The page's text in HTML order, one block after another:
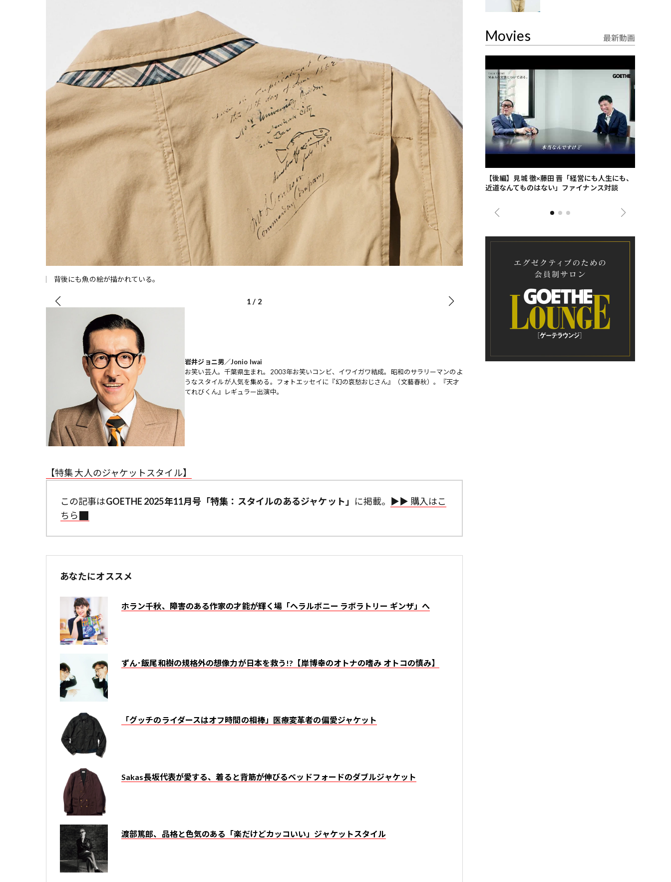
背後にも魚の絵が描かれている。 サファリジャケットなどに用いられるインバーテッドプリー
1 / 2
岩井ジョニ男／Jonio Iwai
お笑い芸人。千葉県生まれ。2003年お笑いコンビ、イワイガワ結成。昭和のサラリーマンのよ
うなスタイルが人気を集める。フォトエッセイに『幻の哀愁おじさん』（文藝春秋）。『天才
てれびくん』レギュラー出演中。
【特集 大人のジャケットスタイル】
この記事はGOETHE 2025年11月号「特集：スタイルのあるジャケット」 に掲載。
▶︎▶︎ 購入はこ
ちら
あなたにオススメ
ホラン千秋、障害のある作家の才能が輝く場「ヘラルボニー ラボラトリー ギンザ」へ
ずん･飯尾和樹の規格外の想像力が日本を救う!?【岸博幸のオトナの嗜み オトコの慎み】
「グッチのライダースはオフ時間の相棒」医療変革者の偏愛ジャケット
Sakas長坂代表が愛する、着ると背筋が伸びるベッドフォードのダブルジャケット
渡部篤郎、品格と色気のある「楽だけどカッコいい」ジャケットスタイル
Movies 最新動画
歌舞伎俳優・尾上右近が休息を過ごした、海最
前列ホテル「UMITO 熱海 別邸」
【後編】見城 徹×藤田 晋「経営にも人生にも、
近道なんてものはない」ファイナンス対談